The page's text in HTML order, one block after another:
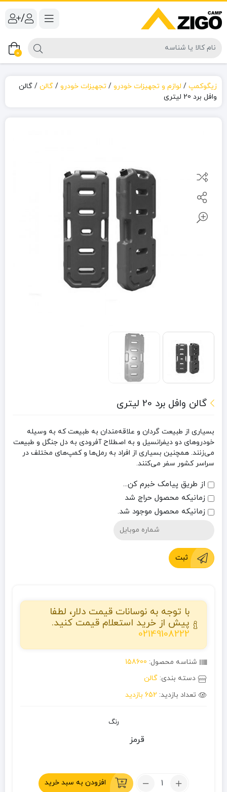
/
0
زیگوکمپ / لوازم و تجهیزات خودرو / تجهیزات خودرو / گالن / گالن
وافل برد 20 لیتری
گالن وافل برد 20 لیتری
بسیاری از طبیعت گردان و علاقه‌مندان به طبیعت که به‌ وسیله
خودروهای دو دیفرانسیل و به ‌اصطلاح آفرودی به دل جنگل و طبیعت
می‌زنند. همچنین بسیاری از افراد به رمل‌ها و کمپ‌های مختلف در
سراسر کشور سفر می‌کنند.
از طریق پیامک خبرم کن...
زمانیکه محصول حراج شد
زمانیکه محصول موجود شد.
ثبت
با توجه به نوسانات قیمت دلار، لطفا
پیش از خرید استعلام قیمت کنید.
02149108222
شناسه محصول: 158600
دسته بندی: گالن
تعداد بازدید: 652 بازدید
رنگ
قرمز
تعداد:
افزودن به سبد خرید